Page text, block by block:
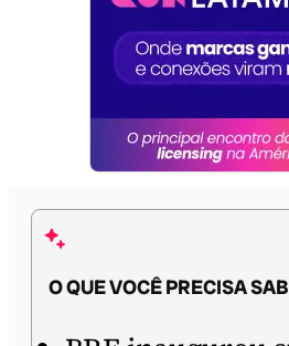
O QUE VOCÊ PRECISA